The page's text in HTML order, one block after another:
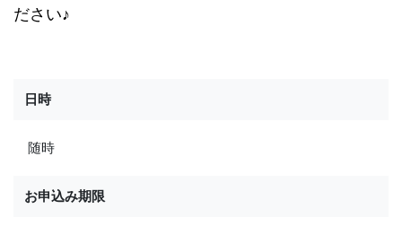
ださい♪
日時
随時
お申込み期限